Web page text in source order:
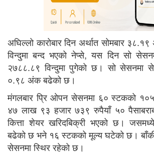
अघिल्लो कारोबार दिन अर्थात सोमबार
विन्दुमा बन्द भएको नेप्से, यस दिन सो
२७८८.८९ विन्दुमा पुगेको छ। सो सेसनमा
०.९८ अंक बढेको छ।
मंगलबार प्रि ओपन सेसनमा ६० स्टकको १०५
४७ लाख ९३ हजार ७३९ रुपैयाँ ५०
कित्ता शेयर खरिदबिक्री भएको छ।
बढेको छ भने १६ स्टकको मूल्य घटेको छ।
सेसनमा स्थिर रहेको छ।